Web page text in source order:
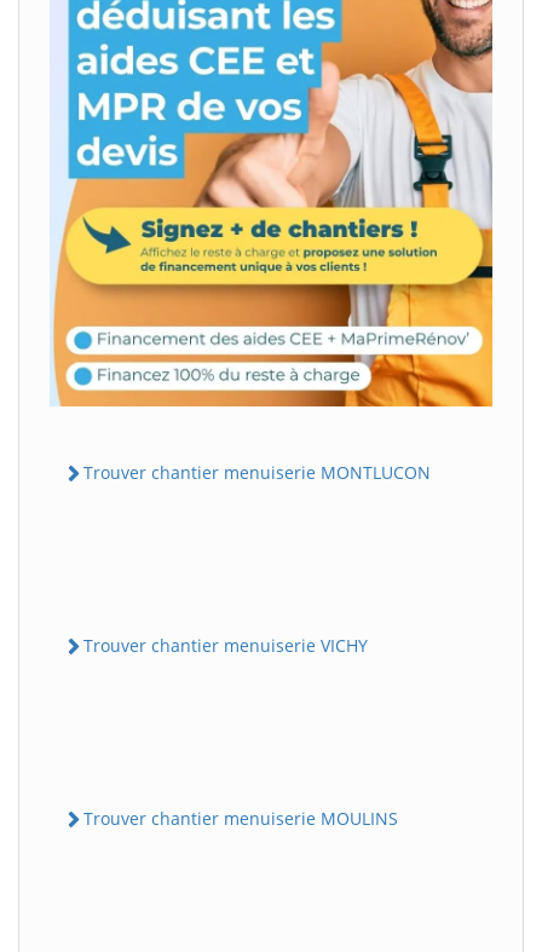
Trouver chantier menuiserie MONTLUCON
Trouver chantier menuiserie VICHY
Trouver chantier menuiserie MOULINS